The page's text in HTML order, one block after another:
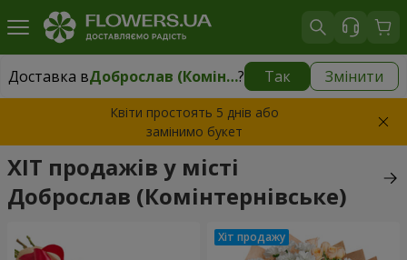
Доставка в Доброслав (Комінтернівське)? Так Змінити
Доставка вДоброслав (Комінтернівське) безкоштовно
Квіти простоять 5 днів або
замінимо букет
ХІТ продажів у місті
Доброслав (Комінтернівське)